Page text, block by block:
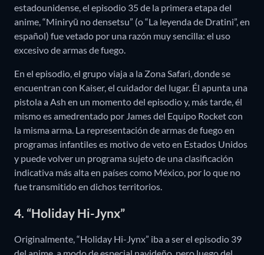
estadounidense, el episodio 35 de la primera etapa del
anime, “Miniryū no densetsu” (o “La leyenda de Dratini”, en
español) fue vetado por una razón muy sencilla: el uso
excesivo de armas de fuego.
En el episodio, el grupo viaja a la Zona Safari, donde se
encuentran con Kaiser, el cuidador del lugar. Él apunta una
pistola a Ash en un momento del episodio y, más tarde, él
mismo es amedrentado por James del Equipo Rocket con
la misma arma. La representación de armas de fuego en
programas infantiles es motivo de veto en Estados Unidos
y puede volver un programa sujeto de una clasificación
indicativa más alta en países como México, por lo que no
fue transmitido en dichos territorios.
4. “Holiday Hi-Jynx”
Originalmente, “Holiday Hi-Jynx” iba a ser el episodio 39